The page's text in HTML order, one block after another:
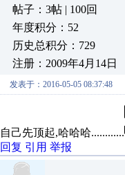
帖子：3帖 | 100回
年度积分：52
历史总积分：729
注册：2009年4月14日
发表于：2016-05-05 08:37:48
自己先顶起,哈哈哈............
回复 引用 举报